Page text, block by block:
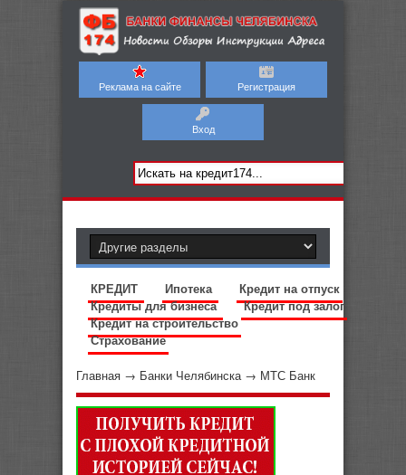
Реклама на сайте Регистрация
Вход
КРЕДИТ Ипотека
Кредит на отпуск
Кредиты для бизнеса
Кредит под залог
Кредит на строительство
Страхование
Главная → Банки Челябинска → МТС Банк